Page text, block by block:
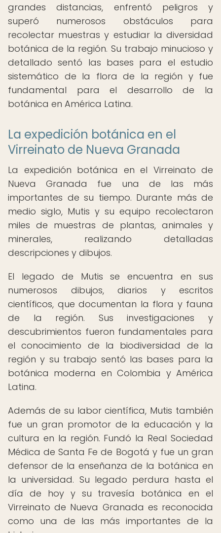
grandes distancias, enfrentó peligros y
superó numerosos obstáculos para
recolectar muestras y estudiar la diversidad
botánica de la región. Su trabajo minucioso y
detallado sentó las bases para el estudio
sistemático de la flora de la región y fue
fundamental para el desarrollo de la
botánica en América Latina.
La expedición botánica en el
Virreinato de Nueva Granada
La expedición botánica en el Virreinato de
Nueva Granada fue una de las más
importantes de su tiempo. Durante más de
medio siglo, Mutis y su equipo recolectaron
miles de muestras de plantas, animales y
minerales, realizando detalladas
descripciones y dibujos.
El legado de Mutis se encuentra en sus
numerosos dibujos, diarios y escritos
científicos, que documentan la flora y fauna
de la región. Sus investigaciones y
descubrimientos fueron fundamentales para
el conocimiento de la biodiversidad de la
región y su trabajo sentó las bases para la
botánica moderna en Colombia y América
Latina.
Además de su labor científica, Mutis también
fue un gran promotor de la educación y la
cultura en la región. Fundó la Real Sociedad
Médica de Santa Fe de Bogotá y fue un gran
defensor de la enseñanza de la botánica en
la universidad. Su legado perdura hasta el
día de hoy y su travesía botánica en el
Virreinato de Nueva Granada es reconocida
como una de las más importantes de la